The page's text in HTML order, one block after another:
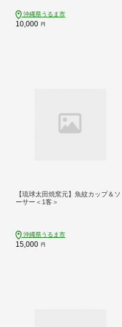
沖縄県うるま市
10,000 円
【琉球太田焼窯元】魚紋カップ＆ソ
ーサー＜1客＞
沖縄県うるま市
15,000 円